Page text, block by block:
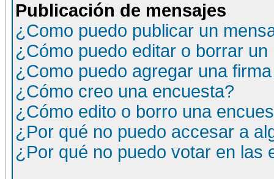
Publicación de mensajes
¿Como puedo publicar un
¿Cómo puedo editar o borrar un
¿Como puedo agregar una
¿Cómo creo una encuesta?
¿Cómo edito o borro una
¿Por qué no puedo accesar a
¿Por qué no puedo votar en las